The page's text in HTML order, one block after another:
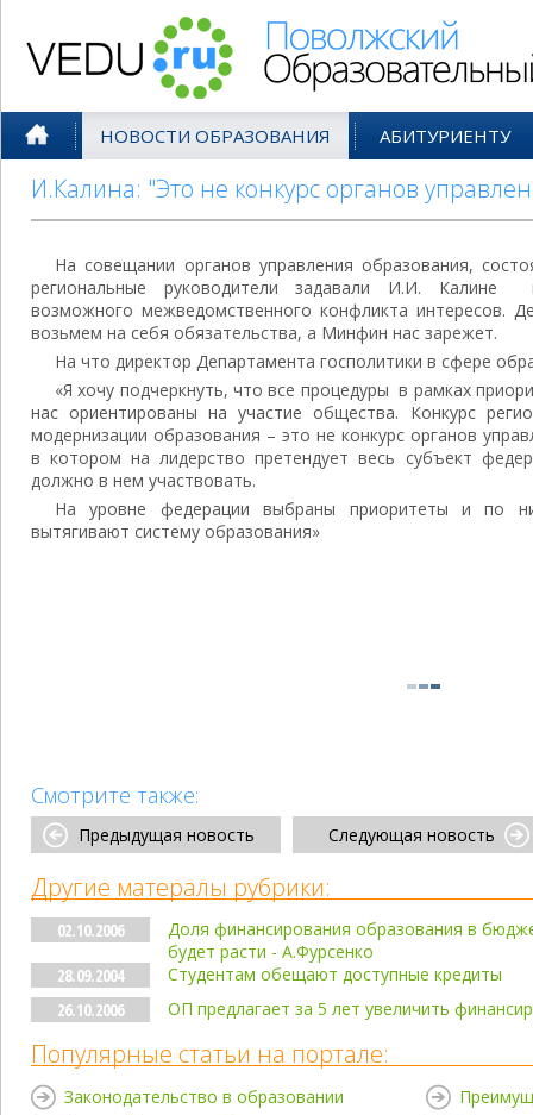
НОВОСТИ ОБРАЗОВАНИЯ АБИТУРИЕНТУ
И.Калина: "Это не конкурс органов
На совещании органов управления образования,
региональные руководители задавали И.И. Калине
возможного межведомственного конфликта интересов.
возьмем на себя обязательства, а Минфин нас зарежет.
На что директор Департамента госполитики в сфере
«Я хочу подчеркнуть, что все процедуры в рамках
нас ориентированы на участие общества. Конкурс
модернизации образования – это не конкурс органов
в котором на лидерство претендует весь субъект
должно в нем участвовать.
На уровне федерации выбраны приоритеты и по
вытягивают систему образования»
Смотрите также:
Предыдущая новость Следующая новость
Другие матералы рубрики:
02.10.2006
Доля финансирования образования в
будет расти - А.Фурсенко
28.09.2004
Студентам обещают доступные кредиты
26.10.2006
ОП предлагает за 5 лет увеличить
Популярные статьи на портале:
Законодательство в образовании